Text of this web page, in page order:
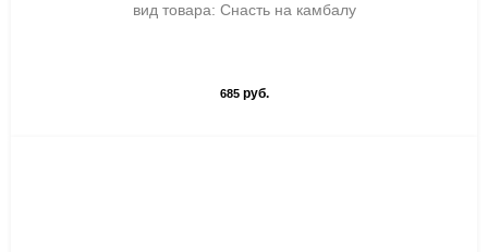
вид товара: Снасть на камбалу
685руб.